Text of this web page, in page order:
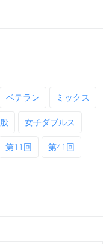
ベテラン ミックス
女子ダブルス
第11回 第41回